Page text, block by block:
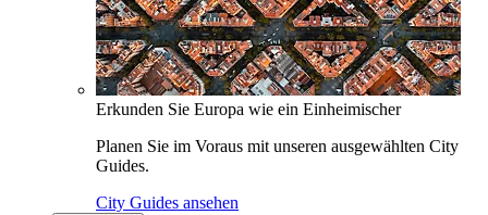
Erkunden Sie Europa wie ein Einheimischer
Planen Sie im Voraus mit unseren ausgewählten City
Guides.
City Guides ansehen